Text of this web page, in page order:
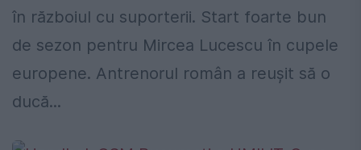
în războiul cu suporterii. Start foarte bun
de sezon pentru Mircea Lucescu în cupele
europene. Antrenorul român a reușit să o
ducă...